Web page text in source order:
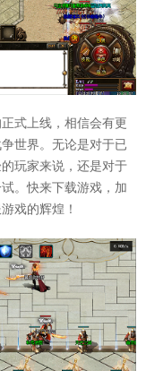
式上线，相信会有更
世界。无论是对于已
玩家来说，还是对于
。快来下载游戏，加
戏的辉煌！